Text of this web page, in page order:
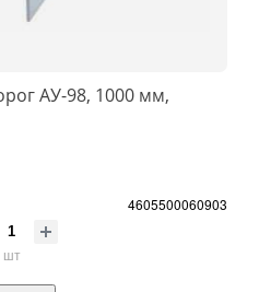
АУ-98, 1000 мм,
4605500060903
шт